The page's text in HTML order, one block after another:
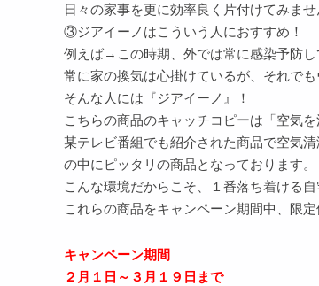
日々の家事を更に効率良く片付けてみませ
③ジアイーノはこういう人におすすめ！
例えば→この時期、外では常に感染予防し
常に家の換気は心掛けているが、それで
そんな人には『ジアイーノ』！
こちらの商品のキャッチコピーは「空気を
某テレビ番組でも紹介された商品で空気
の中にピッタリの商品となっております。
こんな環境だからこそ、１番落ち着ける
これらの商品をキャンペーン期間中、限定
キャンペーン期間
２月１日～３月１９日まで